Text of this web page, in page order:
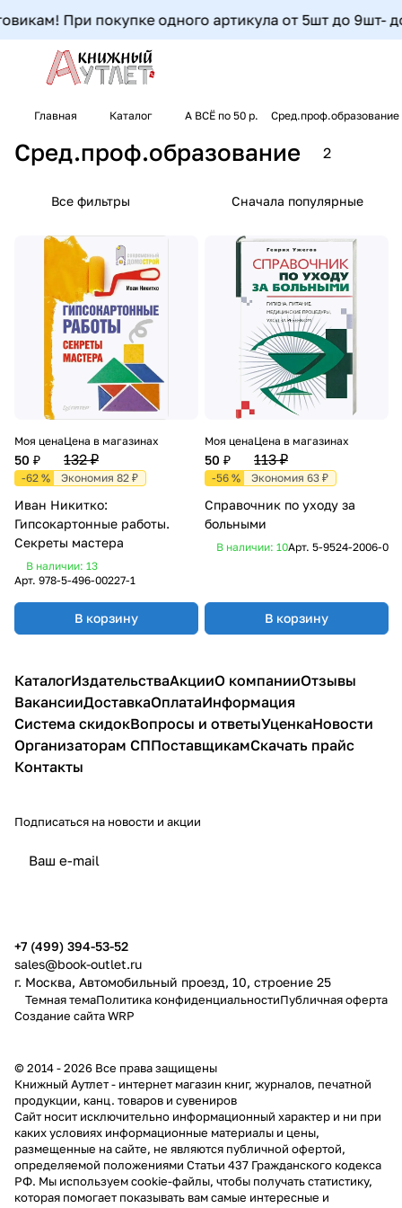
При покупке одного артикула от 5шт до 9шт-
Главная Каталог А ВСЁ по 50 р. Сред.проф.образование
Сред.проф.образование 2
Все фильтры Сначала популярные
Моя цена
50 ₽
Цена в магазинах
132 ₽
-62 % Экономия 82 ₽
Иван Никитко:
Гипсокартонные работы.
Секреты мастера
В наличии: 13
Арт. 978-5-496-00227-1
В корзину
Моя цена
50 ₽
Цена в магазинах
113 ₽
-56 % Экономия 63 ₽
Справочник по уходу за
больными
В наличии: 10Арт. 5-9524-2006-0
В корзину
КаталогИздательстваАкцииО компанииОтзывы
ВакансииДоставкаОплатаИнформация
Система скидокВопросы и ответыУценкаНовости
Организаторам СППоставщикамСкачать прайс
Контакты
Подписаться на новости и акции
+7 (499) 394-53-52
sales@book-outlet.ru
г. Москва, Автомобильный проезд, 10, строение 25
Темная темаПолитика конфиденциальностиПубличная оферта
Создание сайтаWRP
© 2014 - 2026 Все права защищены
Книжный Аутлет - интернет магазин книг, журналов, печатной
продукции, канц. товаров и сувениров
Cайт носит исключительно информационный характер и ни при
каких условиях информационные материалы и цены,
размещенные на сайте, не являются публичной офертой,
определяемой положениями Статьи 437 Гражданского кодекса
РФ. Мы используем cookie-файлы, чтобы получать статистику,
которая помогает показывать вам самые интересные и